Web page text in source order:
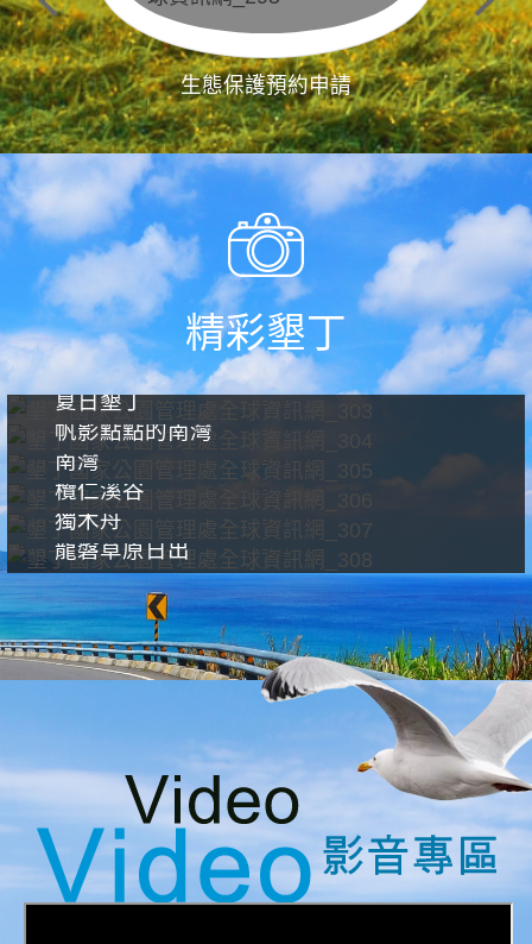
生態保護預約申請
精彩墾丁
夏日墾丁
帆影點點的南灣
南灣
欖仁溪谷
獨木舟
龍磐草原日出